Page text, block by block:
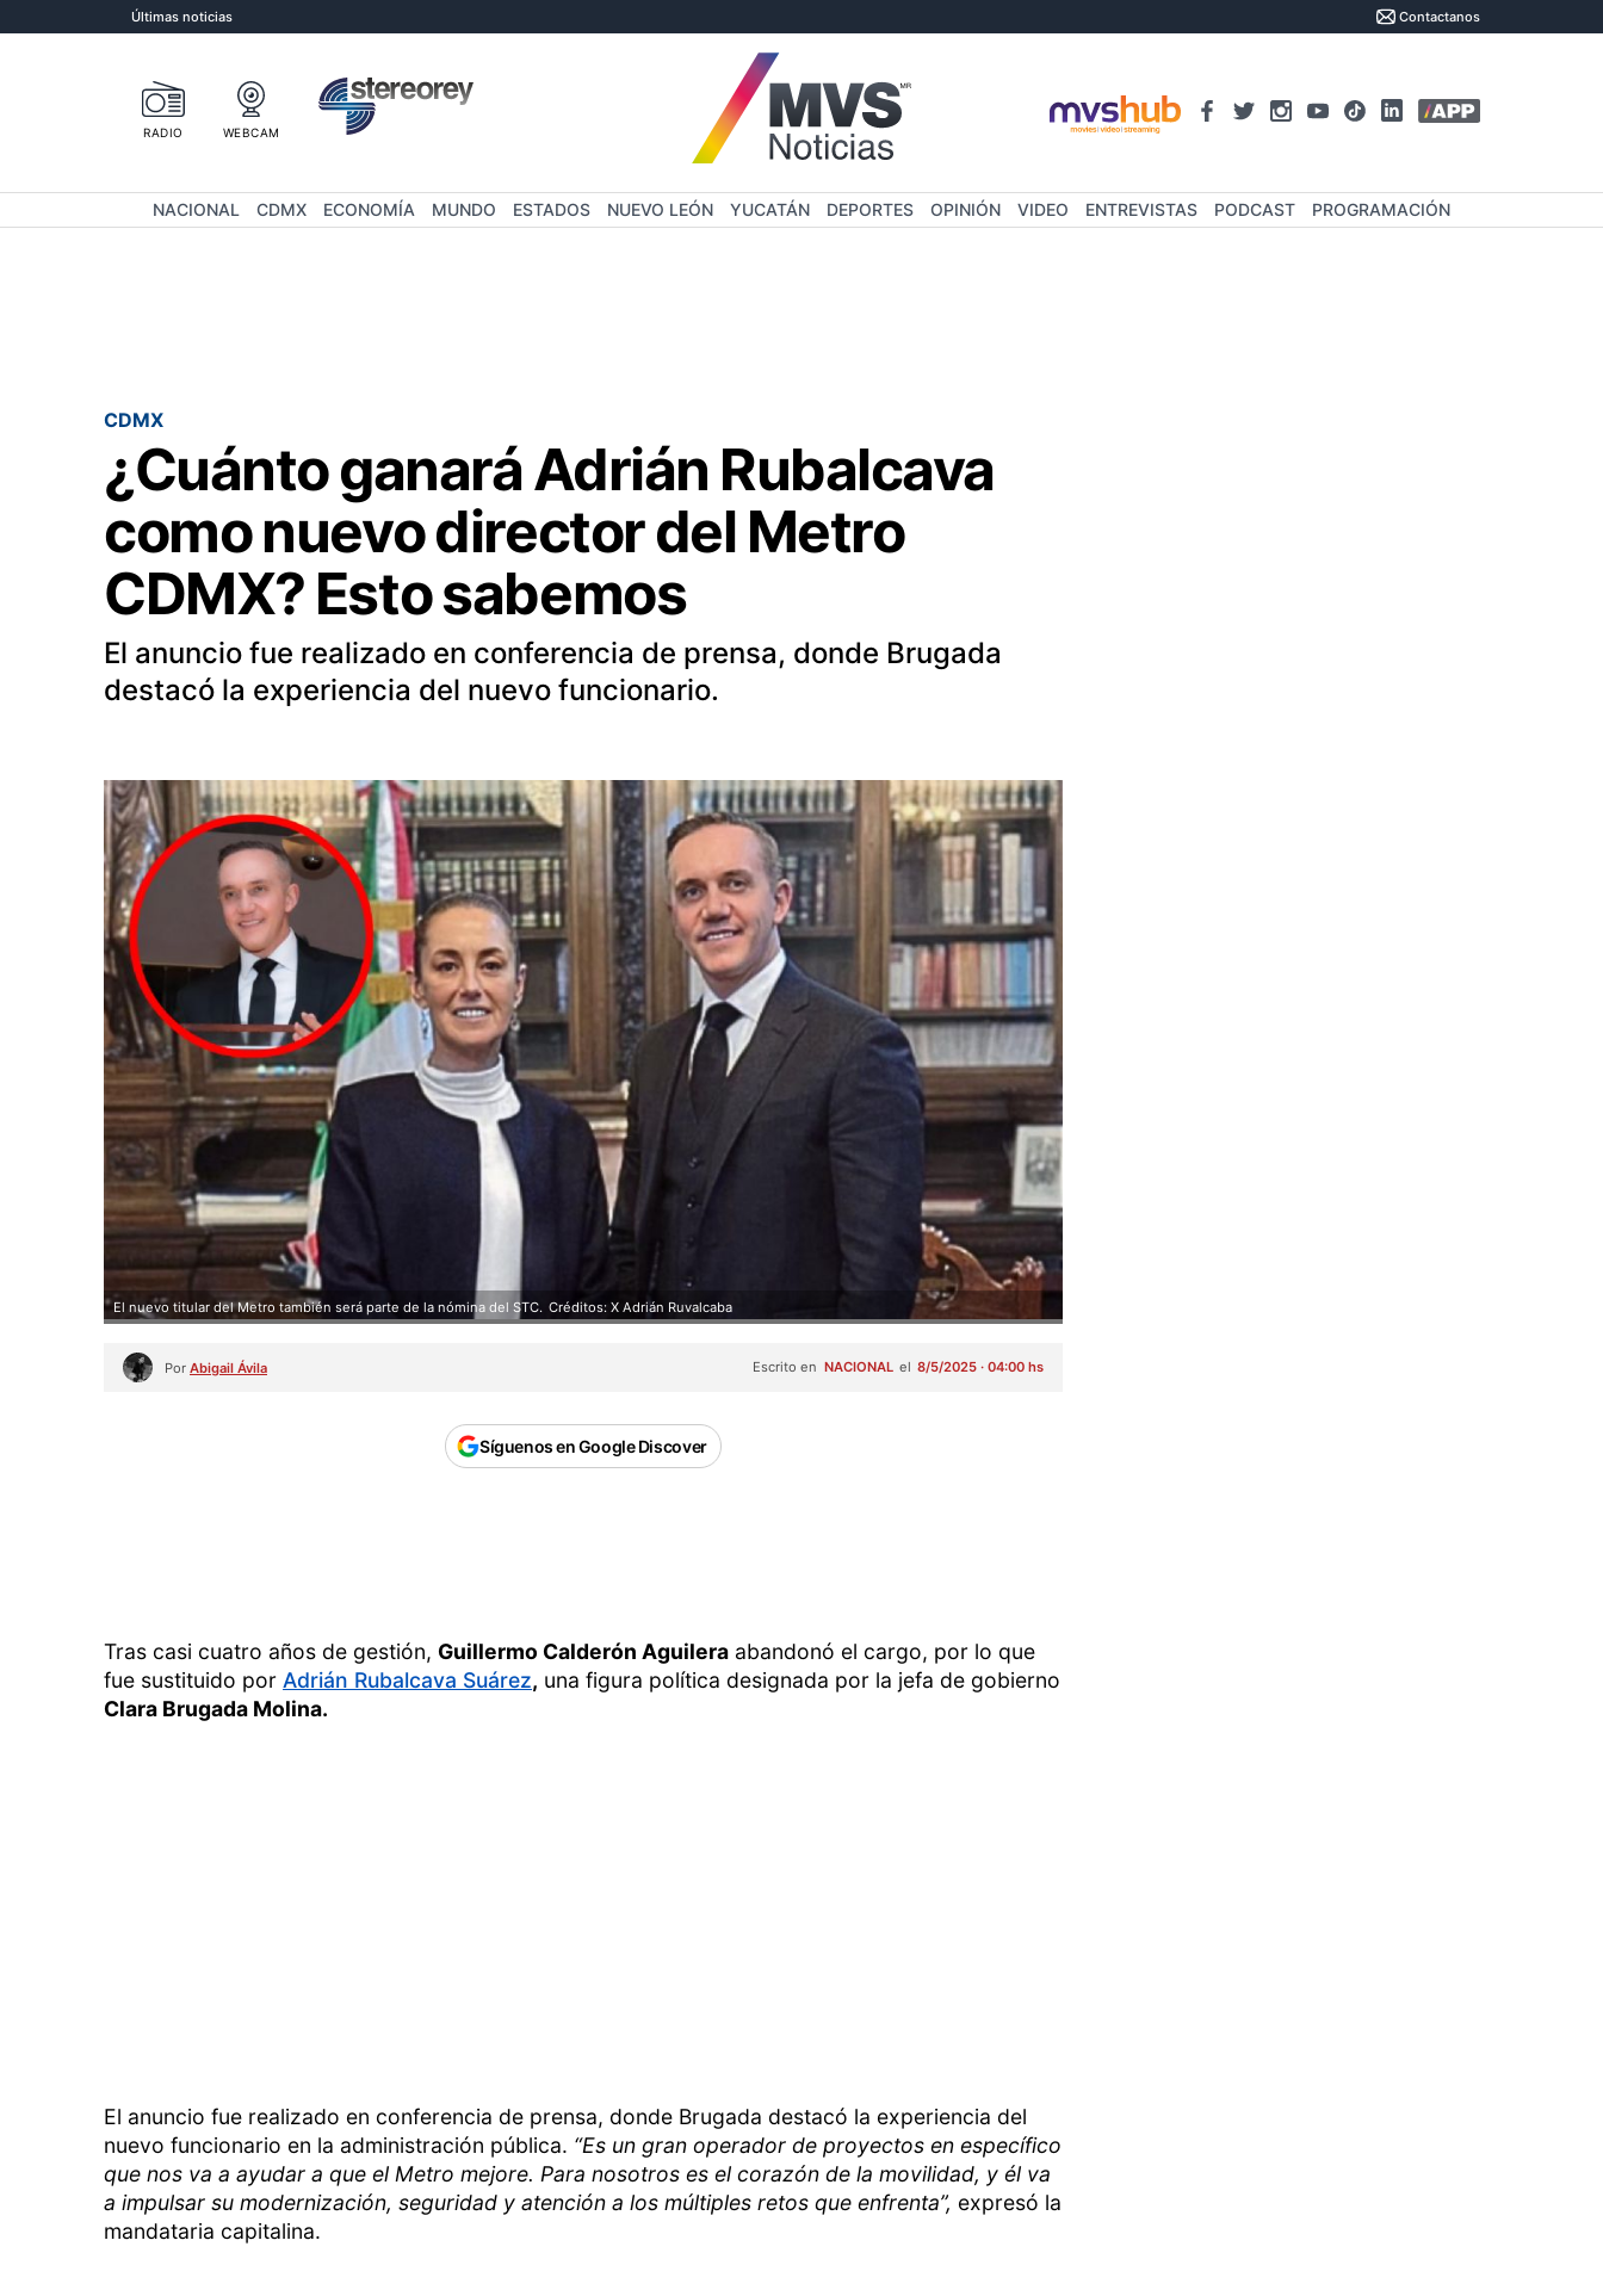
Últimas noticias Contactanos
RADIO WEBCAM
NACIONAL CDMX ECONOMÍA MUNDO ESTADOS NUEVO LEÓN YUCATÁN DEPORTES OPINIÓN VIDEO ENTREVISTAS PODCAST PROGRAMACIÓN
CDMX
¿Cuánto ganará Adrián Rubalcava
como nuevo director del Metro
CDMX? Esto sabemos
El anuncio fue realizado en conferencia de prensa, donde Brugada
destacó la experiencia del nuevo funcionario.
El nuevo titular del Metro también será parte de la nómina del STC. Créditos: X Adrián Ruvalcaba
Por Abigail Ávila Escrito en NACIONAL el 8/5/2025 · 04:00 hs
Síguenos en Google Discover
Tras casi cuatro años de gestión, Guillermo Calderón Aguilera abandonó el cargo, por lo que
fue sustituido por Adrián Rubalcava Suárez, una figura política designada por la jefa de gobierno
Clara Brugada Molina.
El anuncio fue realizado en conferencia de prensa, donde Brugada destacó la experiencia del
nuevo funcionario en la administración pública. “Es un gran operador de proyectos en específico
que nos va a ayudar a que el Metro mejore. Para nosotros es el corazón de la movilidad, y él va
a impulsar su modernización, seguridad y atención a los múltiples retos que enfrenta”, expresó la
mandataria capitalina.